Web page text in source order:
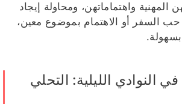
المهنية واهتماماتهن، ومحاولة إيجاد
السفر أو الاهتمام بموضوع معين،
بسهولة.
النوادي الليلية: التحلي